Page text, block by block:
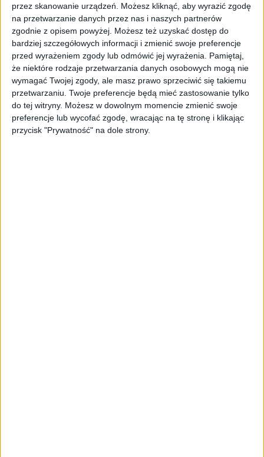
przez skanowanie urządzeń. Możesz kliknąć, aby wyrazić zgodę
na przetwarzanie danych przez nas i naszych partnerów
zgodnie z opisem powyżej. Możesz też uzyskać dostęp do
bardziej szczegółowych informacji i zmienić swoje preferencje
przed wyrażeniem zgody lub odmówić jej wyrażenia. Pamiętaj,
że niektóre rodzaje przetwarzania danych osobowych mogą nie
wymagać Twojej zgody, ale masz prawo sprzeciwić się takiemu
przetwarzaniu. Twoje preferencje będą mieć zastosowanie tylko
do tej witryny. Możesz w dowolnym momencie zmienić swoje
preferencje lub wycofać zgodę, wracając na tę stronę i klikając
przycisk "Prywatność" na dole strony.
TYLKO U NAS
Co jest kluczowe w budowaniu
dobrej drużyny? Wywiad z Heiko
Rannulą
Grzegorz Sadowski 06.04.2025